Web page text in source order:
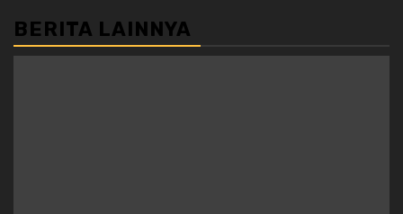
BERITA LAINNYA